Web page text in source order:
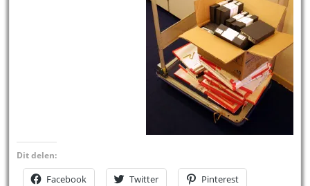
Dit delen:
Facebook Twitter Pinterest